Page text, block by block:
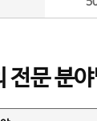
전문 분